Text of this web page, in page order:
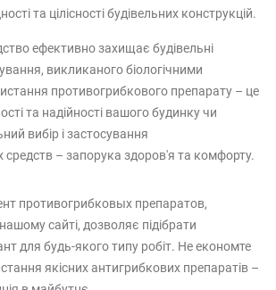
та цілісності будівельних конструкцій.
ефективно захищає будівельні
викликаного біологічними
противогрибкового препарату – це
та надійності вашого будинку чи
вибір і застосування
– запорука здоров'я та комфорту.
противогрибковых препаратов,
сайті, дозволяє підібрати
для будь-якого типу робіт. Не економте
якісних антигрибкових препаратів –